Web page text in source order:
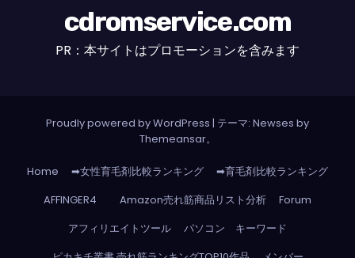
cdromservice.com
PR：本サイトはプロモーションを含みます
Proudly powered by WordPress | テーマ: Newses by
Themeansar。
Home ➡女性育毛剤比較ランキング
➡育毛剤比較ランキング
AFFINGER4
Amazon売れ筋商品リスト分析
Forum
アフィリエイトツール
パソコン キーワード